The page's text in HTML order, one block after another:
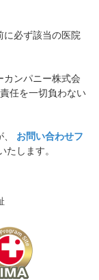
に必ず該当の医院
カンパニー株式会
任を一切負わない
お問い合わせフ
します。